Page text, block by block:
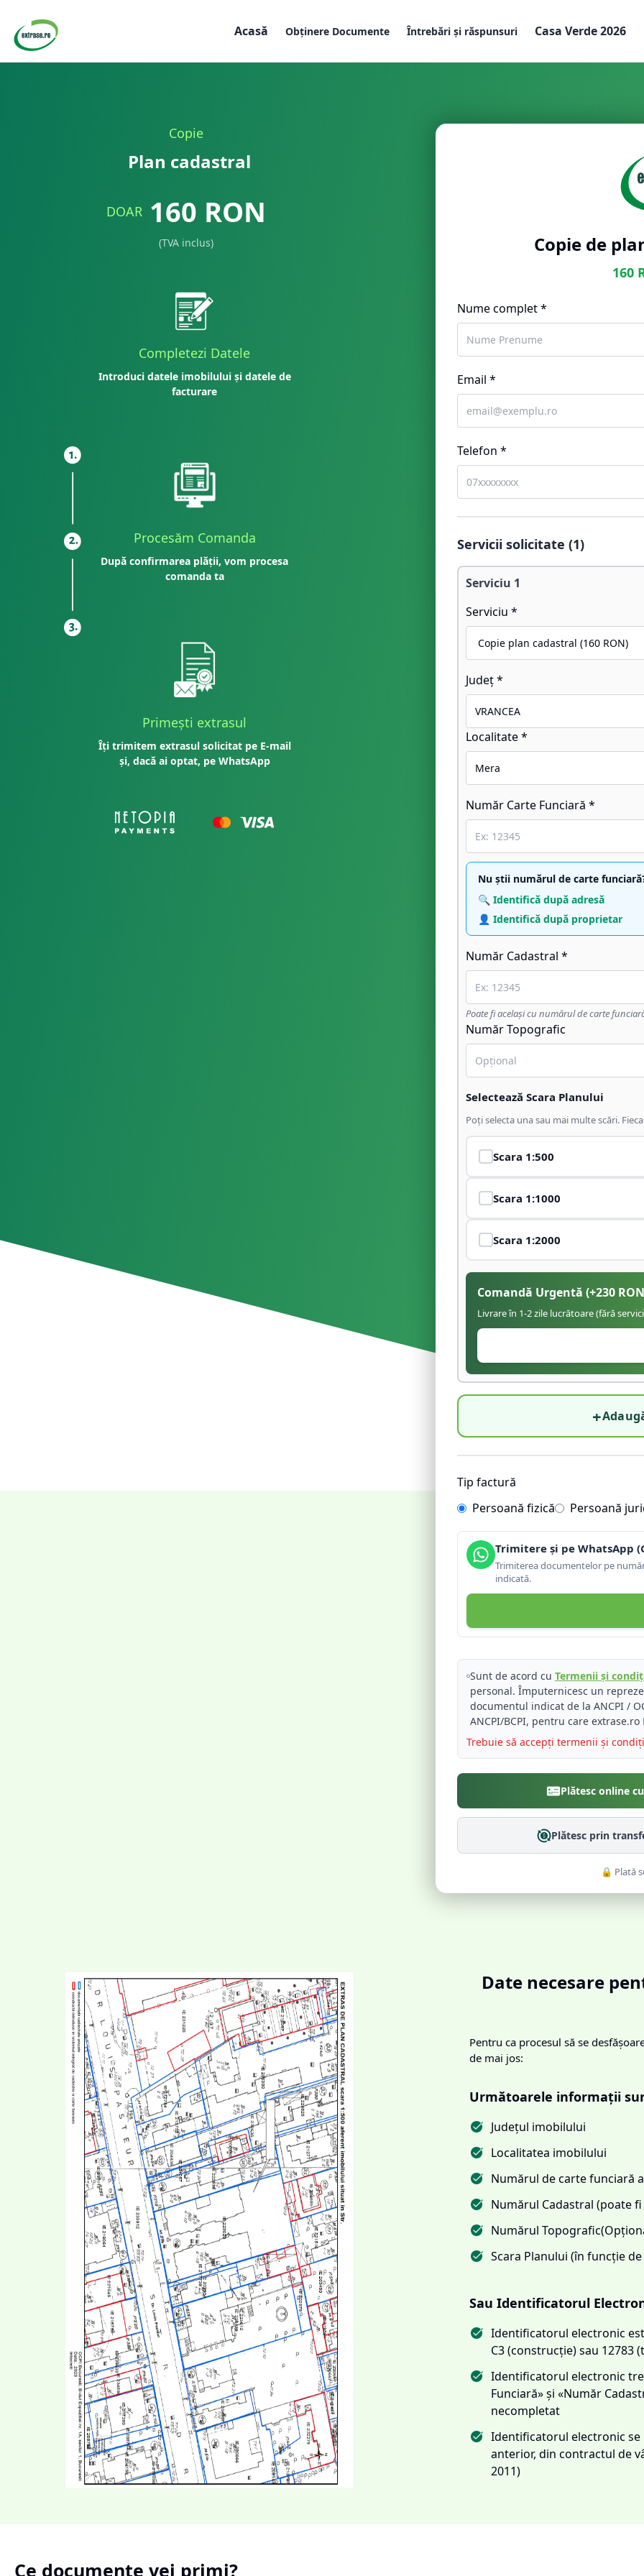
Acasă Obținere Documente Întrebări și răspunsuri Casa Verde 2026
Copie
Plan cadastral
DOAR 160 RON
(TVA inclus)
Completezi Datele
Introduci datele imobilului și datele de
facturare
Procesăm Comanda
După confirmarea plății, vom procesa
comanda ta
Primești extrasul
Îți trimitem extrasul solicitat pe E-mail
și, dacă ai optat, pe WhatsApp
Copie de
160
Nume complet *
Email *
Telefon *
Servicii solicitate (1)
Serviciu 1
Serviciu *
Județ *
Localitate *
Număr Carte Funciară *
Nu știi numărul de carte
🔍 Identifică după adresă
👤 Identifică după proprietar
Număr Cadastral *
Poate fi același cu numărul de carte
Număr Topografic
Selectează Scara Planului
Poți selecta una sau mai multe scări.
Scara 1:500
Scara 1:1000
Scara 1:2000
Comandă Urgentă (+230
Livrare în 1-2 zile lucrătoare (fără
+
Tip factură
Persoană fizică
Persoană
Trimitere și pe WhatsApp
Trimiterea documentelor pe
indicată.
Sunt de acord cu Termenii și
personal. Împuternicesc un
documentul indicat de la ANCPI /
ANCPI/BCPI, pentru care
Trebuie să accepți termenii și
Plătesc online
Plătesc prin
🔒 Plată
Date necesare
Pentru ca procesul să se
de mai jos:
Următoarele informații
Județul imobilului
Localitatea imobilului
Numărul de carte funciară
Numărul Cadastral (poate
Numărul
Scara Planului (în funcție
Sau Identificatorul
Identificatorul electronic
C3 (construcție) sau 12783
Identificatorul electronic
Funciară» și «Număr
necompletat
Identificatorul electronic
anterior, din contractul de
2011)
Ce documente vei primi?